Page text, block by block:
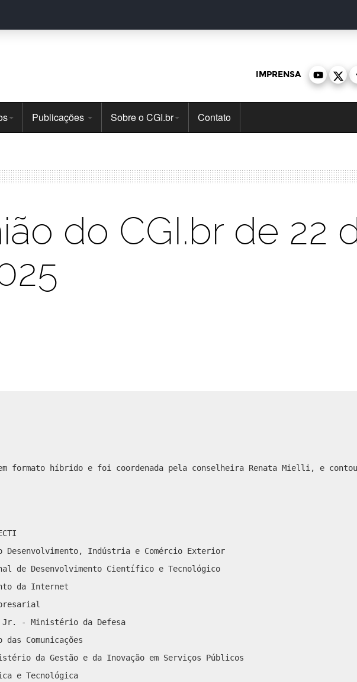
IMPRENSA
Publicações Sobre o CGI.br Contato
do CGI.br de 22
formato híbrido e foi coordenada pela conselheira Renata Mielli, e contou
Indústria e Comércio Exterior
de Desenvolvimento Científico e Tecnológico
da Internet
Jr. - Ministério da Defesa
Comunicações
da Gestão e da Inovação em Serviços Públicos
e Tecnológica